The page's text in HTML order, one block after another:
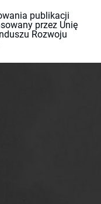
publikacji
przez Unię
Rozwoju